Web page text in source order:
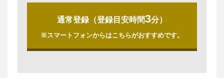
通常登録（登録目安時間3分）
※スマートフォンからはこちらがおすすめです。